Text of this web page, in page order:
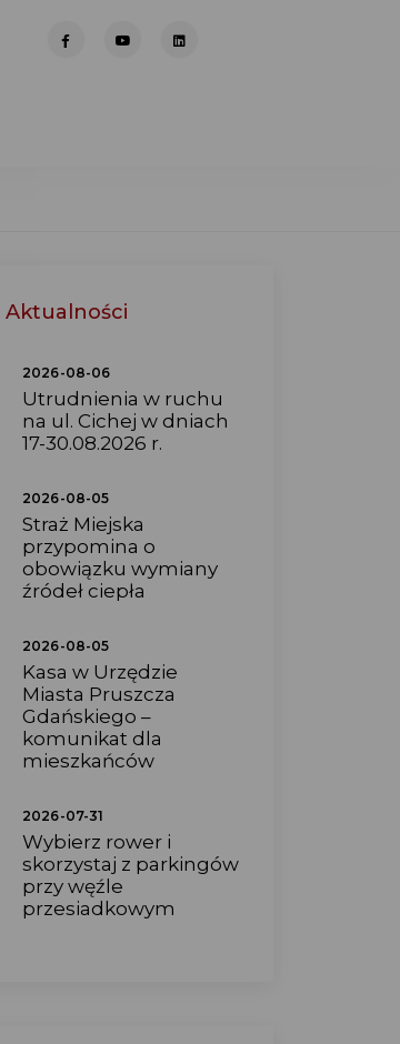
Aktualności
2026-08-06
Utrudnienia w ruchu
na ul. Cichej w dniach
17-30.08.2026 r.
2026-08-05
Straż Miejska
przypomina o
obowiązku wymiany
źródeł ciepła
2026-08-05
Kasa w Urzędzie
Miasta Pruszcza
Gdańskiego –
komunikat dla
mieszkańców
2026-07-31
Wybierz rower i
skorzystaj z parkingów
przy węźle
przesiadkowym